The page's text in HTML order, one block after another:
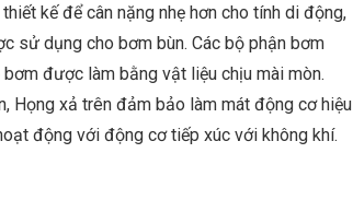
kế để cân nặng nhẹ hơn cho tính di động,
sử dụng cho bơm bùn. Các bộ phận bơm
được làm bằng vật liệu chịu mài mòn.
Họng xả trên đảm bảo làm mát động cơ hiệu
động với động cơ tiếp xúc với không khí.